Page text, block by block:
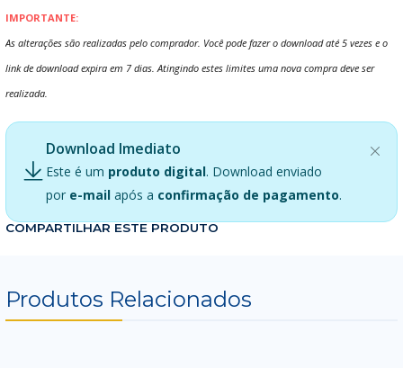
IMPORTANTE:
As alterações são realizadas pelo comprador. Você pode fazer o download até 5 vezes e o
link de download expira em 7 dias. Atingindo estes limites uma nova compra deve ser
realizada.
Download Imediato
Este é um produto digital. Download enviado
por e-mail após a confirmação de pagamento.
COMPARTILHAR ESTE PRODUTO
Produtos Relacionados